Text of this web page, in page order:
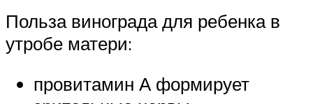
Польза винограда для ребенка в
утробе матери:
провитамин А формирует